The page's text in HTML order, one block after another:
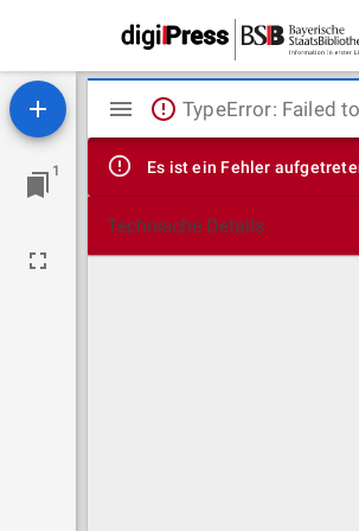
1
Mirador
Viewer
TypeError: Failed
Es ist ein Fehler
Technische Details